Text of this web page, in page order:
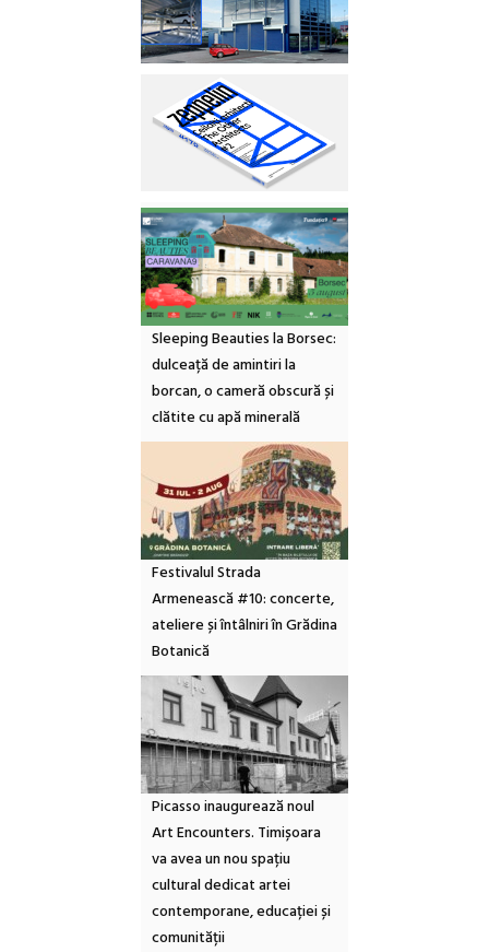
Sleeping Beauties la Borsec:
dulceață de amintiri la
borcan, o cameră obscură și
clătite cu apă minerală
Festivalul Strada
Armenească #10: concerte,
ateliere și întâlniri în Grădina
Botanică
Picasso inaugurează noul
Art Encounters. Timișoara
va avea un nou spațiu
cultural dedicat artei
contemporane, educației și
comunității